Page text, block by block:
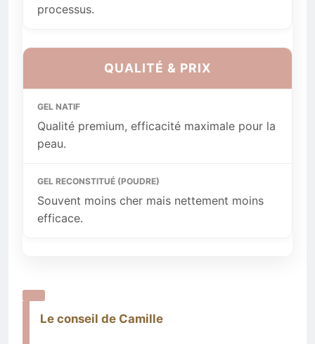
processus.
QUALITÉ & PRIX
Qualité premium, efficacité maximale pour la
peau.
Souvent moins cher mais nettement moins
efficace.
Le conseil de Camille